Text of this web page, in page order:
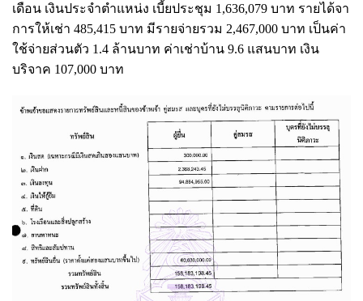
เดือน เงินประจำตำแหน่ง เบี้ยประชุม 1,636,079 บาท รายได้จา
การให้เช่า 485,415 บาท มีรายจ่ายรวม 2,467,000 บาท เป็นค่า
ใช้จ่ายส่วนตัว 1.4 ล้านบาท ค่าเช่าบ้าน 9.6 แสนบาท เงิน
บริจาค 107,000 บาท